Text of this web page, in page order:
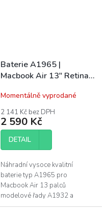
Baterie A1965 |
Macbook Air 13" Retina
2019 / A2179 / EARLY
2020)
Momentálně vyprodané
2 141 Kč bez DPH
2 590 Kč
DETAIL
Náhradní vysoce kvalitní
baterie typ A1965 pro
Macbook Air 13 palců
modelové řady A1932 a
A2179. Naše baterie mají CE,